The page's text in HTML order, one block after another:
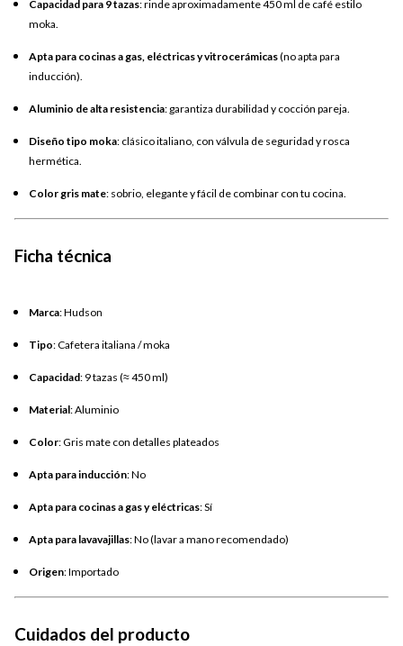
Capacidad para 9 tazas: rinde aproximadamente 450 ml de café estilo
moka.
Apta para cocinas a gas, eléctricas y vitrocerámicas(no apta para
inducción).
Aluminio de alta resistencia: garantiza durabilidad y cocción pareja.
Diseño tipo moka: clásico italiano, con válvula de seguridad y rosca
hermética.
Color gris mate: sobrio, elegante y fácil de combinar con tu cocina.
Ficha técnica
Marca: Hudson
Tipo: Cafetera italiana / moka
Capacidad: 9 tazas (≈ 450 ml)
Material: Aluminio
Color: Gris mate con detalles plateados
Apta para inducción: No
Apta para cocinas a gas y eléctricas: Sí
Apta para lavavajillas: No (lavar a mano recomendado)
Origen: Importado
Cuidados del producto